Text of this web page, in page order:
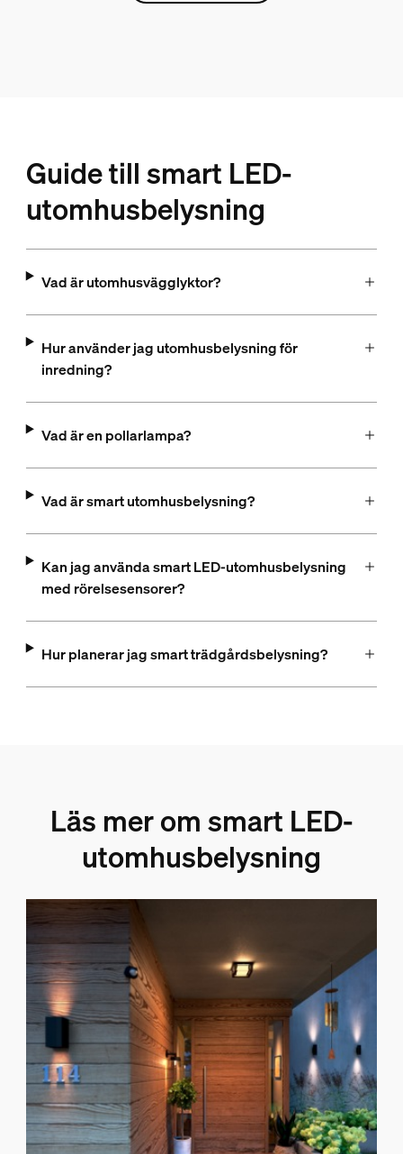
Guide till smart LED-
utomhusbelysning
Vad är utomhusvägglyktor?
Hur använder jag utomhusbelysning för
inredning?
Vad är en pollarlampa?
Vad är smart utomhusbelysning?
Kan jag använda smart LED-utomhusbelysning
med rörelsesensorer?
Hur planerar jag smart trädgårdsbelysning?
Läs mer om smart LED-
utomhusbelysning